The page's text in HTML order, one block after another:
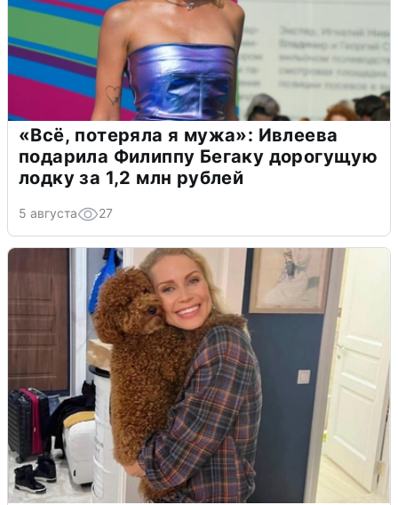
«Всё, потеряла я мужа»: Ивлеева
подарила Филиппу Бегаку дорогущую
лодку за 1,2 млн рублей
5 августа 27